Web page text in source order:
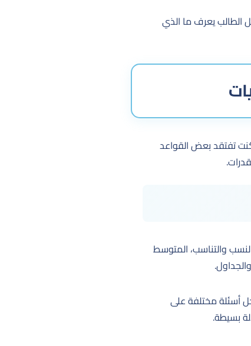
الطالب يعرف ما الذي
تفتقد بعض القواعد
والتناسب، المتوسط
أسئلة مختلفة على
بسيطة.